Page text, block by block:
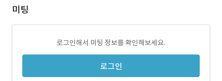
미팅
로그인해서 미팅 정보를 확인해보세요.
로그인